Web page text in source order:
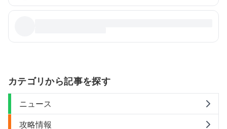
カテゴリから記事を探す
ニュース
攻略情報